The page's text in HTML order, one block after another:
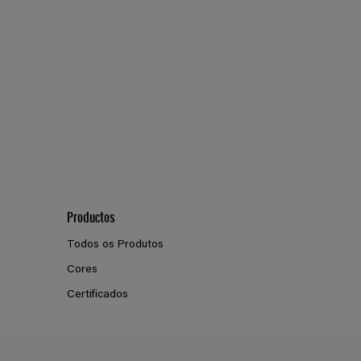
Productos
Todos os Produtos
Cores
Certificados